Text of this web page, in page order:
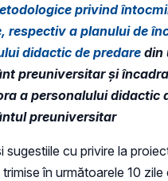
privind
respectiv a planului de
didactic de predare din
preuniversitar și
a personalului didactic
preuniversitar
sugestiile cu privire la
în următoarele 10